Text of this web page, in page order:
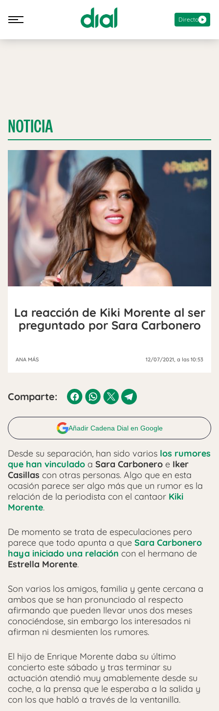
Directo
NOTICIA
La reacción de Kiki Morente al ser
preguntado por Sara Carbonero
ANA MÁS 12/07/2021 , a las 10:53
Comparte:
Añadir Cadena Dial en Google
Desde su separación, han sido varios los rumores
que han vinculado a Sara Carbonero e Iker
Casillas con otras personas. Algo que en esta
ocasión parece ser algo más que un rumor es la
relación de la periodista con el cantaor Kiki
Morente.
De momento se trata de especulaciones pero
parece que todo apunta a que Sara Carbonero
haya iniciado una relación con el hermano de
Estrella Morente.
Son varios los amigos, familia y gente cercana a
ambos que se han pronunciado al respecto
afirmando que pueden llevar unos dos meses
conociéndose, sin embargo los interesados ni
afirman ni desmienten los rumores.
El hijo de Enrique Morente daba su último
concierto este sábado y tras terminar su
actuación atendió muy amablemente desde su
coche, a la prensa que le esperaba a la salida y
con los que habló a través de la ventanilla.